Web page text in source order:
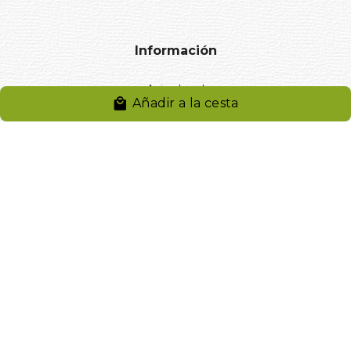
Añadir a la cesta
Información
Aviso legal
Política de privacidad